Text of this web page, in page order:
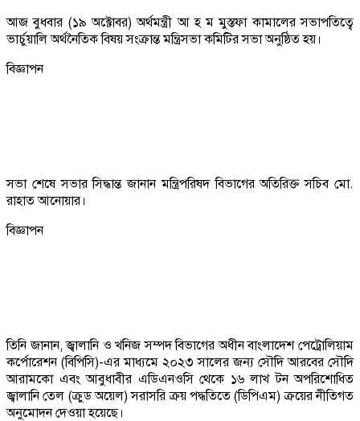
আজ বুধবার (১৯ অক্টোবর) অর্থমন্ত্রী আ হ ম মুস্তফা কামালের সভাপতিত্বে
ভার্চুয়ালি অর্থনৈতিক বিষয় সংক্রান্ত মন্ত্রিসভা কমিটির সভা অনুষ্ঠিত হয়।
বিজ্ঞাপন
সভা শেষে সভার সিদ্ধান্ত জানান মন্ত্রিপরিষদ বিভাগের অতিরিক্ত সচিব মো.
রাহাত আনোয়ার।
বিজ্ঞাপন
তিনি জানান, জ্বালানি ও খনিজ সম্পদ বিভাগের অধীন বাংলাদেশ পেট্রোলিয়াম
কর্পোরেশন (বিপিসি)-এর মাধ্যমে ২০২৩ সালের জন্য সৌদি আরবের সৌদি
আরামকো এবং আবুধাবীর এডিএনওসি থেকে ১৬ লাখ টন অপরিশোধিত
জ্বালানি তেল (ক্রুড অয়েল) সরাসরি ক্রয় পদ্ধতিতে (ডিপিএম) ক্রয়ের নীতিগত
অনুমোদন দেওয়া হয়েছে।